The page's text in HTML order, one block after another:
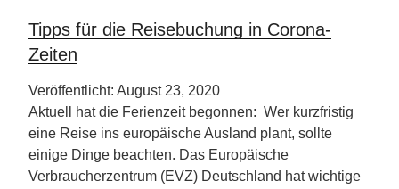
Deutschland“
Tipps für die Reisebuchung in Corona-
Zeiten
Veröffentlicht: August 23, 2020
Aktuell hat die Ferienzeit begonnen: Wer kurzfristig
eine Reise ins europäische Ausland plant, sollte
einige Dinge beachten. Das Europäische
Verbraucherzentrum (EVZ) Deutschland hat wichtige